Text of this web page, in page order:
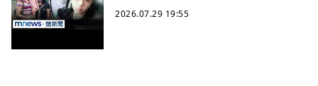
2026.07.29 19:55